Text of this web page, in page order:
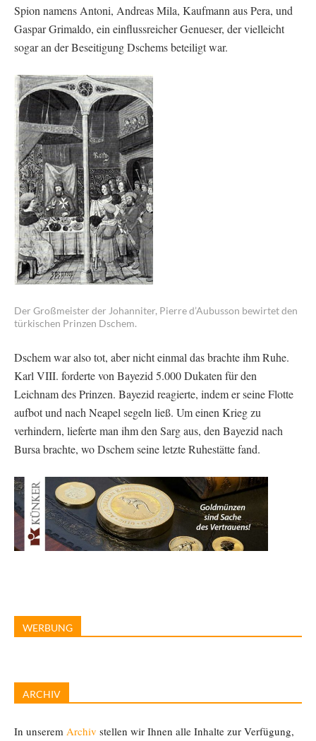
Spion namens Antoni, Andreas Mila, Kaufmann aus Pera, und
Gaspar Grimaldo, ein einflussreicher Genueser, der vielleicht
sogar an der Beseitigung Dschems beteiligt war.
Der Großmeister der Johanniter, Pierre d’Aubusson bewirtet den
türkischen Prinzen Dschem.
Dschem war also tot, aber nicht einmal das brachte ihm Ruhe.
Karl VIII. forderte von Bayezid 5.000 Dukaten für den
Leichnam des Prinzen. Bayezid reagierte, indem er seine Flotte
aufbot und nach Neapel segeln ließ. Um einen Krieg zu
verhindern, lieferte man ihm den Sarg aus, den Bayezid nach
Bursa brachte, wo Dschem seine letzte Ruhestätte fand.
WERBUNG
ARCHIV
In unserem Archiv stellen wir Ihnen alle Inhalte zur Verfügung,